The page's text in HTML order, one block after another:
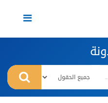
Toggle
navigation